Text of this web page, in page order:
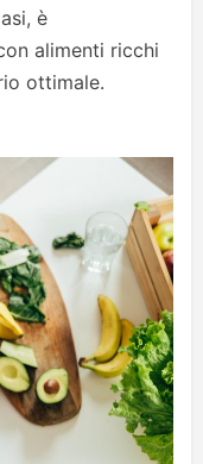
è
alimenti ricchi
ottimale.